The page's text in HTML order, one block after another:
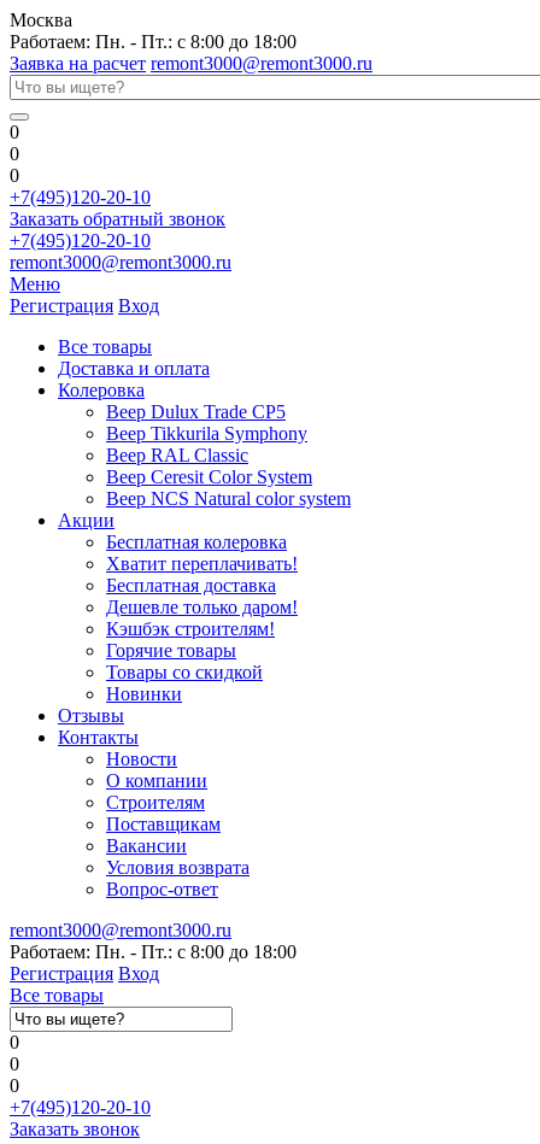
Москва
Работаем: Пн. - Пт.: с 8:00 до 18:00
Заявка на расчет remont3000@remont3000.ru
0
0
0
+7(495)120-20-10
Заказать обратный звонок
+7(495)120-20-10
remont3000@remont3000.ru
Меню
Регистрация Вход
Все товары
Доставка и оплата
Колеровка
Веер Dulux Trade CP5
Веер Tikkurila Symphony
Веер RAL Classic
Веер Ceresit Color System
Веер NCS Natural color system
Акции
Бесплатная колеровка
Хватит переплачивать!
Бесплатная доставка
Дешевле только даром!
Кэшбэк строителям!
Горячие товары
Товары со скидкой
Новинки
Отзывы
Контакты
Новости
О компании
Строителям
Поставщикам
Вакансии
Условия возврата
Вопрос-ответ
remont3000@remont3000.ru
Работаем: Пн. - Пт.: с 8:00 до 18:00
Регистрация Вход
Все товары
0
0
0
+7(495)120-20-10
Заказать звонок